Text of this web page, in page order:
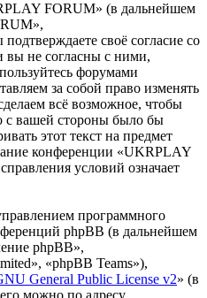
FORUM» (в дальнейшем
своё согласие со
не согласны с ними,
форумами
за собой право изменять
всё возможное, чтобы
с вашей стороны было бы
этот текст на предмет
конференции «UKRPLAY
условий означает
программного
phpBB (в дальнейшем
phpBB»,
«phpBB Teams»),
General Public License v2» (в